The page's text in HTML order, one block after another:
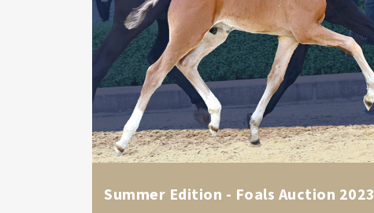
Summer Edition - Foals Auction 2023